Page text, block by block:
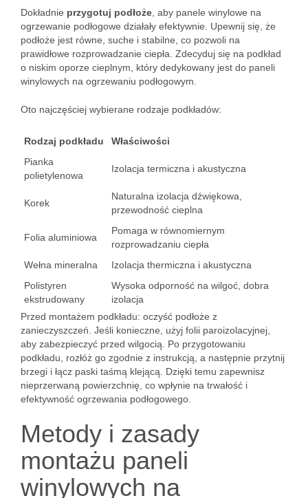
Dokładnie przygotuj podłoże , aby panele winylowe na
ogrzewanie podłogowe działały efektywnie. Upewnij się, że
podłoże jest równe, suche i stabilne, co pozwoli na
prawidłowe rozprowadzanie ciepła. Zdecyduj się na podkład
o niskim oporze cieplnym, który dedykowany jest do paneli
winylowych na ogrzewaniu podłogowym.
Oto najczęściej wybierane rodzaje podkładów:
Rodzaj podkładu
Właściwości
Pianka
polietylenowa
Izolacja termiczna i akustyczna
Korek
Naturalna izolacja dźwiękowa,
przewodność cieplna
Folia aluminiowa
Pomaga w równomiernym
rozprowadzaniu ciepła
Wełna mineralna
Izolacja thermiczna i akustyczna
Polistyren
ekstrudowany
Wysoka odporność na wilgoć, dobra
izolacja
Przed montażem podkładu: oczyść podłoże z
zanieczyszczeń. Jeśli konieczne, użyj folii paroizolacyjnej,
aby zabezpieczyć przed wilgocią. Po przygotowaniu
podkładu, rozłóż go zgodnie z instrukcją, a następnie przytnij
brzegi i łącz paski taśmą klejącą. Dzięki temu zapewnisz
nieprzerwaną powierzchnię, co wpłynie na trwałość i
efektywność ogrzewania podłogowego.
Metody i zasady
montażu paneli
winylowych na